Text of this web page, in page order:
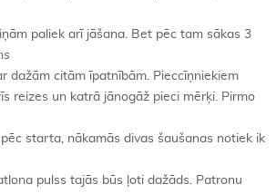
paliek arī jāšana. Bet pēc tam sākas 3
dažām citām īpatnībām. Pieccīņniekiem
reizes un katrā jānogāž pieci mērķi. Pirmo
starta, nākamās divas šaušanas notiek ik
pulss tajās būs ļoti dažāds. Patronu